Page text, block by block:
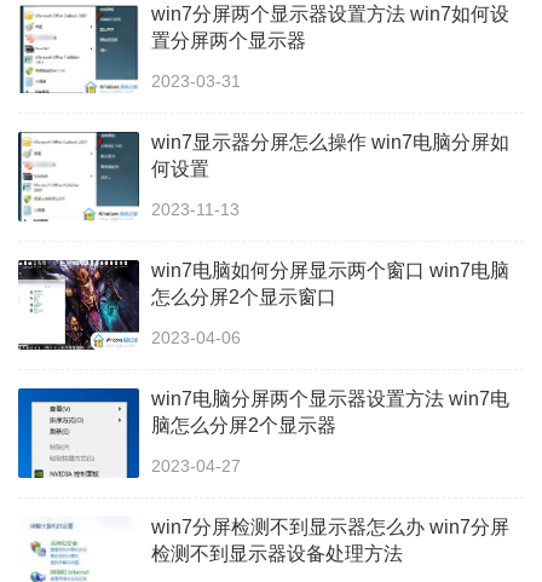
win7分屏两个显示器设置方法 win7如何设
置分屏两个显示器
2023-03-31
win7显示器分屏怎么操作 win7电脑分屏如
何设置
2023-11-13
win7电脑如何分屏显示两个窗口 win7电脑
怎么分屏2个显示窗口
2023-04-06
win7电脑分屏两个显示器设置方法 win7电
脑怎么分屏2个显示器
2023-04-27
win7分屏检测不到显示器怎么办 win7分屏
检测不到显示器设备处理方法